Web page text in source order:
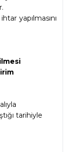
yapılmasını
tarihiyle